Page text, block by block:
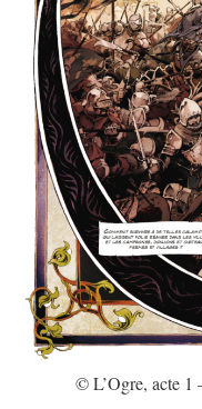
© L’Ogre, acte 1